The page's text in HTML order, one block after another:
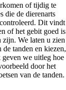
of tijdig te
die de dierenarts
Dit vindt
of het gebit goed is
zijn. We laten u zien
tanden en kiezen,
we uitleg hoe
door het
van de tanden.